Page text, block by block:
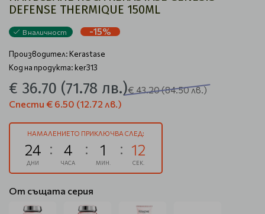
DEFENSE THERMIQUE 150ML
В наличност -15%
Производител:Kerastase
Код на продукта: ker313
€ 36.70 (71.78 лв.)€ 43.20(84.50 лв.)
Спести € 6.50 (12.72 лв.)
НАМАЛЕНИЕТО ПРИКЛЮЧВА СЛЕД:
24
ДНИ
4
ЧАСА
1
МИН.
12
СЕК.
От същата серия